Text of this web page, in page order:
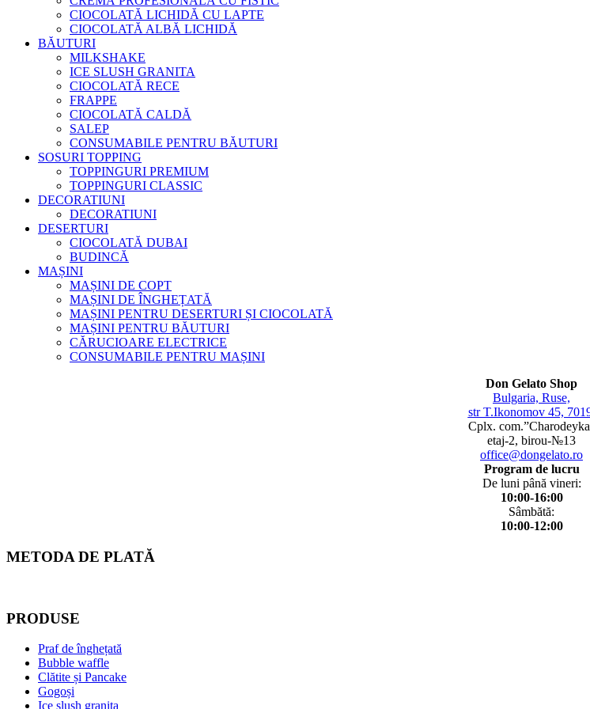
CIOCOLATĂ LICHIDĂ CU LAPTE
CIOCOLATĂ ALBĂ LICHIDĂ
BĂUTURI
MILKSHAKE
ICE SLUSH GRANITA
CIOCOLATĂ RECE
FRAPPE
CIOCOLATĂ CALDĂ
SALEP
CONSUMABILE PENTRU BĂUTURI
SOSURI TOPPING
TOPPINGURI PREMIUM
TOPPINGURI CLASSIC
DECORATIUNI
DECORATIUNI
DESERTURI
CIOCOLATĂ DUBAI
BUDINCĂ
MAȘINI
MAȘINI DE COPT
MAȘINI DE ÎNGHEȚATĂ
MAȘINI PENTRU DESERTURI ȘI CIOCOLATĂ
MAȘINI PENTRU BĂUTURI
CĂRUCIOARE ELECTRICE
CONSUMABILE PENTRU MAȘINI
Don Gelato Shop
Bulgaria, Ruse,
str T.Ikonomov 45,
Cplx.
etaj-2, birou-№13
office@dongelato.ro
Program de lucru
De luni până vineri:
10:00-16:00
Sâmbătă:
10:00-12:00
METODA DE PLATĂ
PRODUSE
Praf de înghețată
Bubble waffle
Clătite și Pancake
Gogoși
Ice slush granita